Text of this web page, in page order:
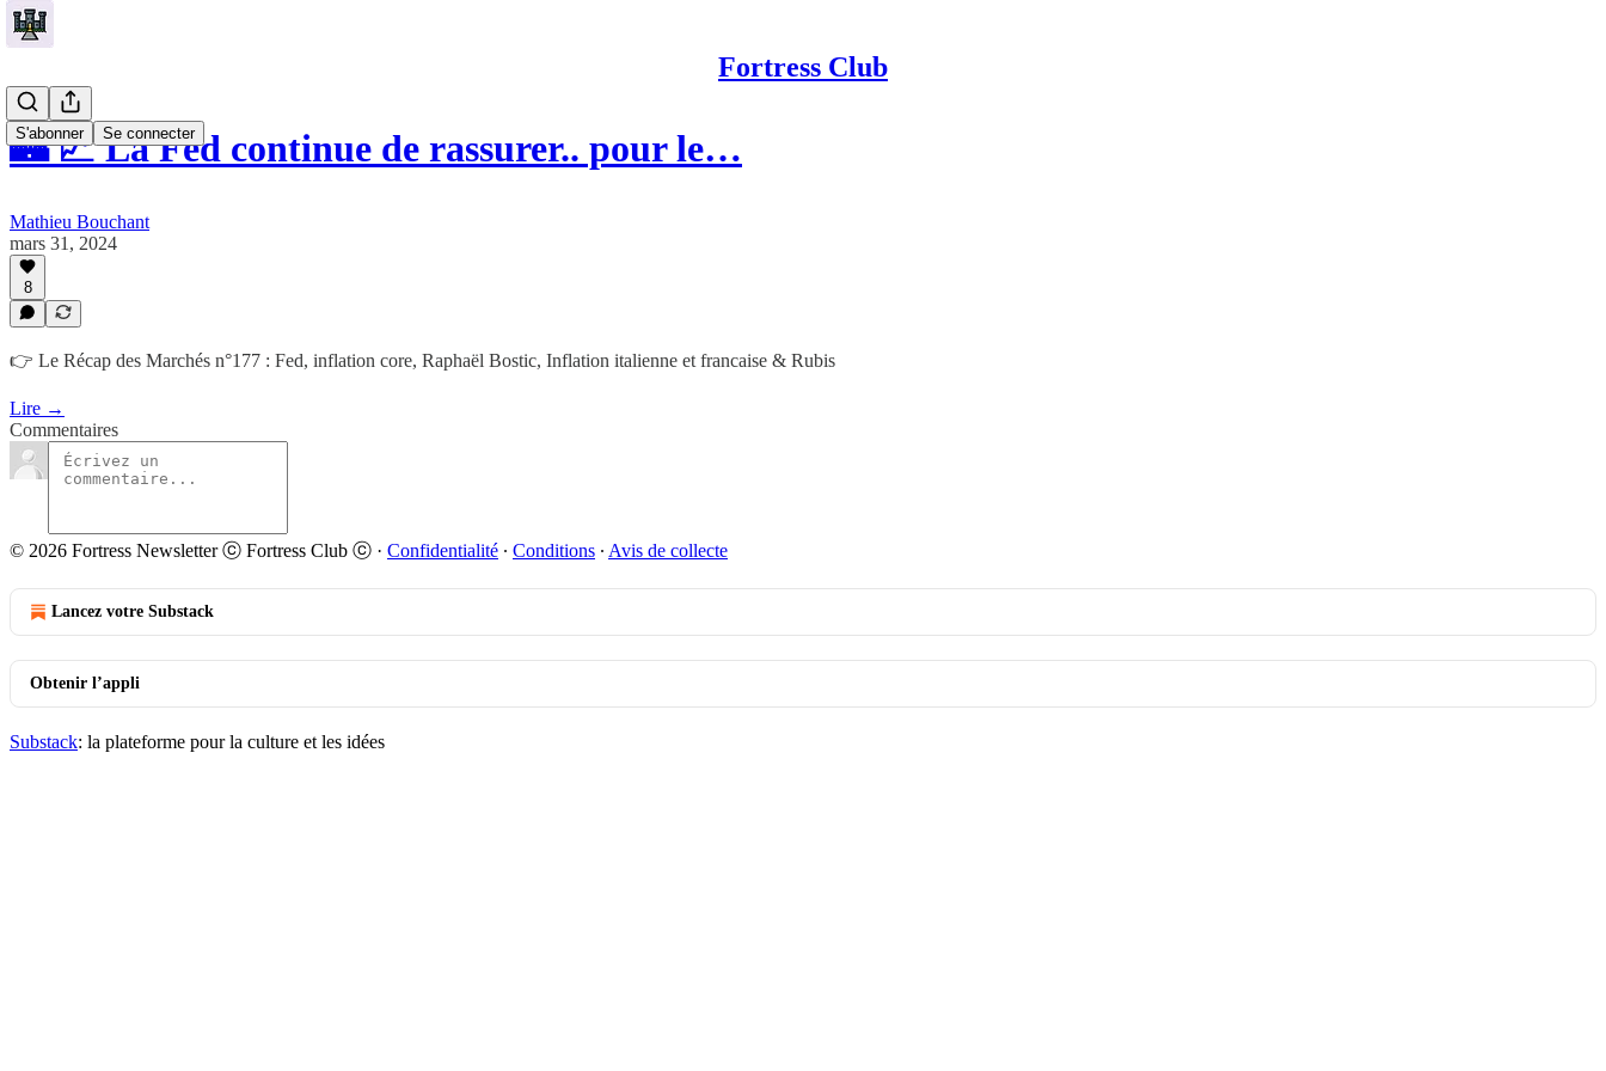
Fortress Club
S'abonner Se connecter
🏰 💹 La Fed continue de rassurer.. pour le…
Mathieu Bouchant
mars 31, 2024
8
👉 Le Récap des Marchés n°177 : Fed, inflation core, Raphaël Bostic, Inflation italienne et francaise & Rubis
Lire →
Commentaires
© 2026 Fortress Newsletter ⓒ Fortress Club ⓒ · Confidentialité ∙ Conditions ∙ Avis de collecte
Lancez votre Substack
Obtenir l’appli
Substack: la plateforme pour la culture et les idées